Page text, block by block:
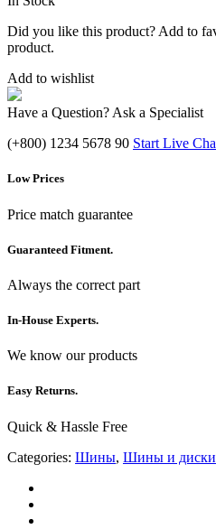
Did you like this product? Add to
product.
Add to wishlist
Have a Question? Ask a Specialist
(+800) 1234 5678 90 Start Live
Low Prices
Price match guarantee
Guaranteed Fitment.
Always the correct part
In-House Experts.
We know our products
Easy Returns.
Quick & Hassle Free
Categories: Шины, Шины и диски